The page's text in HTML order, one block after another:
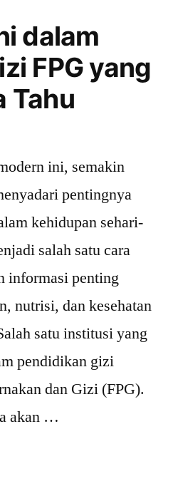
dalam
FPG yang
Tahu
ini, semakin
pentingnya
kehidupan sehari-
salah satu cara
informasi penting
nutrisi, dan kesehatan
satu institusi yang
pendidikan gizi
dan Gizi (FPG).
akan …